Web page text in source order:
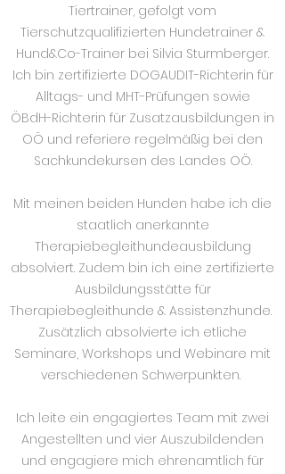
Tiertrainer, gefolgt vom
Tierschutzqualifizierten Hundetrainer &
Hund&Co-Trainer bei Silvia Sturmberger.
Ich bin zertifizierte DOGAUDIT-Richterin für
Alltags- und MHT-Prüfungen sowie
ÖBdH-Richterin für Zusatzausbildungen in
OÖ und referiere regelmäßig bei den
Sachkundekursen des Landes OÖ.
Mit meinen beiden Hunden habe ich die
staatlich anerkannte
Therapiebegleithundeausbildung
absolviert. Zudem bin ich eine zertifizierte
Ausbildungsstätte für
Therapiebegleithunde & Assistenzhunde.
Zusätzlich absolvierte ich etliche
Seminare, Workshops und Webinare mit
verschiedenen Schwerpunkten.
Ich leite ein engagiertes Team mit zwei
Angestellten und vier Auszubildenden
und engagiere mich ehrenamtlich für